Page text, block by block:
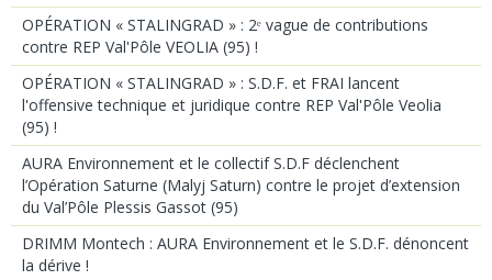
OPÉRATION « STALINGRAD » : 2ᵉ vague de contributions
contre REP Val'Pôle VEOLIA (95) !
OPÉRATION « STALINGRAD » : S.D.F. et FRAI lancent
l'offensive technique et juridique contre REP Val'Pôle Veolia
(95) !
AURA Environnement et le collectif S.D.F déclenchent
l’Opération Saturne (Malyj Saturn) contre le projet d’extension
du Val’Pôle Plessis Gassot (95)
DRIMM Montech : AURA Environnement et le S.D.F. dénoncent
la dérive !